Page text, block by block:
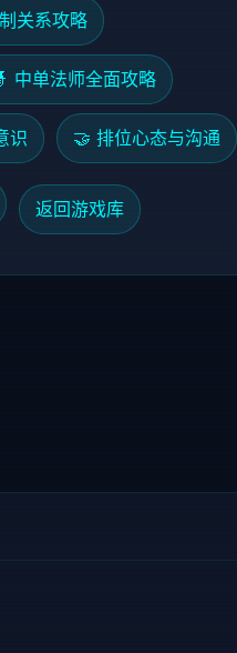
关系攻略
中单法师全面攻略
识 🤝 排位心态与沟通
返回游戏库